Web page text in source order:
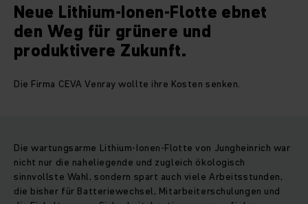
Neue Lithium-Ionen-Flotte ebnet
den Weg für grünere und
produktivere Zukunft.
Die Firma CEVA Venray wollte ihre Kosten senken.
Die wartungsarme Lithium-Ionen-Flotte von Jungheinrich war
nicht nur die naheliegende und zugleich ökologisch
sinnvollste Wahl, sondern spart auch viele Arbeitsstunden,
die bisher für Batteriewechsel, Mitarbeiterschulungen und